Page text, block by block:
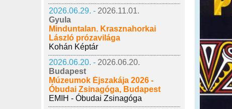
2026.06.29. - 2026.11.01.
Gyula
Minduntalan. Krasznahorkai
László prózavilága
Kohán Képtár
2026.06.20. - 2026.06.20.
Budapest
Múzeumok Éjszakája 2026 -
Óbudai Zsinagóga, Budapest
EMIH - Óbudai Zsinagóga